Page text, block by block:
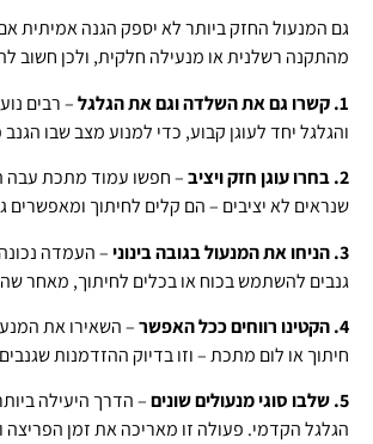
גם המנעול החזק ביותר לא יספק הגנה אמיתית
מהתקנה רשלנית או מנעילה חלקית, ולכן חשוב
1. קשרו גם את השלדה וגם את הגלגל
– רבים
והגלגל יחד לעוגן קבוע, כדי למנוע מצב שבו
2. בחרו עוגן חזק ויציב
– חפשו עמוד מתכת עבה
שנראים לא יציבים – הם קלים לחיתוך ומאפשרים
3. הניחו את המנעול בגובה בינוני
– העמדה
גנבים להשתמש בכוח או בכלים לחיתוך, מאחר
4. הקטינו רווחים ככל האפשר
– השאירו את
חיתוך או לום מתכת – וזו בדיוק ההזדמנות
5. שלבו סוגי מנעולים שונים
הגלגל הקדמי. פעולה זו מאריכה את זמן הפריצה